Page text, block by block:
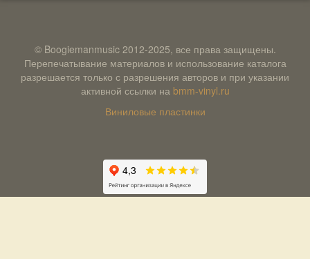
© Boogiemanmusic 2012-2025, все права защищены.
Перепечатывание материалов и использование каталога
разрешается только с разрешения авторов и при указании
активной ссылки на bmm-vinyl.ru
Виниловые пластинки